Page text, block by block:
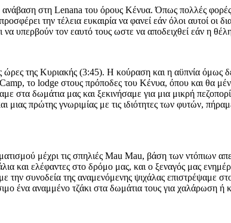
στη Lenana του όρους Κένυα. Όπως πολλές φορές
την τέλεια ευκαιρία να φανεί εάν όλοι αυτοί
υπερβούν τον εαυτό τους ωστε να αποδειχθεί εάν η
της Κυριακής (3:45). Η κούραση και η αϋπνία όμως
το lodge στους πρόποδες του Κένυα, όπου και θα
στα δωμάτια μας και ξεκινήσαμε για μια μικρή
πρώτης γνωριμίας με τις ιδιότητες των φυτών,
μέχρι τις σπηλιές Mau Mau, βάση των ντόπιων
και ελέφαντες στο δρόμο μας, και ο ξεναγός μας
συνοδεία της αναμενόμενης ψιχάλας επιστρέψαμε
ένα αναμμένο τζάκι στα δωμάτια τους για χαλάρωση ή